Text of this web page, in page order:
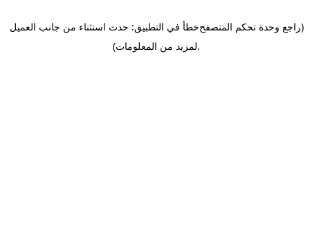
خطأ في التطبيق: حدث استثناء من جانب العميل(راجع وحدة تحكم المتصفح
لمزيد من المعلومات).